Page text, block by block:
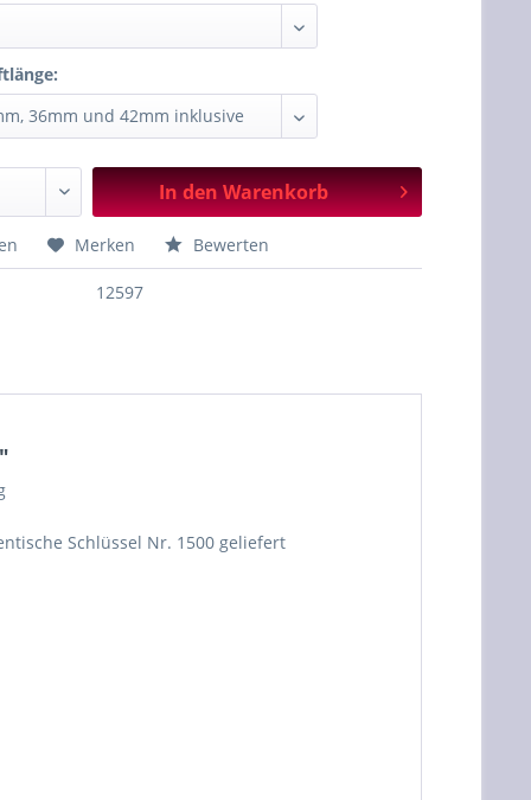
In denWarenkorb
Merken Bewerten
12597
Schlüssel Nr. 1500 geliefert